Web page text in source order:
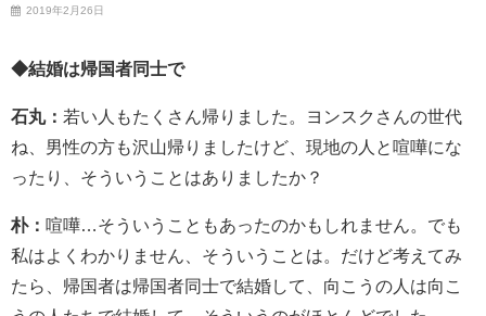
2019年2月26日
◆結婚は帰国者同士で
石丸： 若い人もたくさん帰りました。ヨンスクさんの世代
ね、男性の方も沢山帰りましたけど、現地の人と喧嘩にな
ったり、そういうことはありましたか？
朴： 喧嘩…そういうこともあったのかもしれません。でも
私はよくわかりません、そういうことは。だけど考えてみ
たら、帰国者は帰国者同士で結婚して、向こうの人は向こ